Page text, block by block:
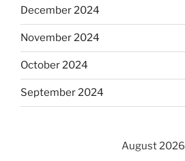
December 2024
November 2024
October 2024
September 2024
August 2026